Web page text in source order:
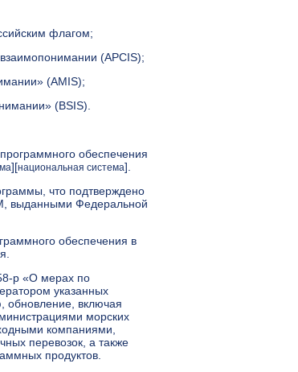
флагом;
(APCIS);
(AMIS);
(BSIS).
обеспечения
][национальная система].
что подтверждено
выданными Федеральной
обеспечения в
р «О мерах по
указанных
обновление, включая
морских
компаниями,
перевозок, а также
продуктов.